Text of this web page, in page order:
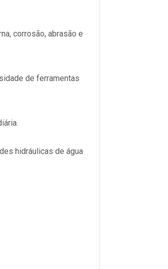
corrosão, abrasão e
de ferramentas
hidráulicas de água